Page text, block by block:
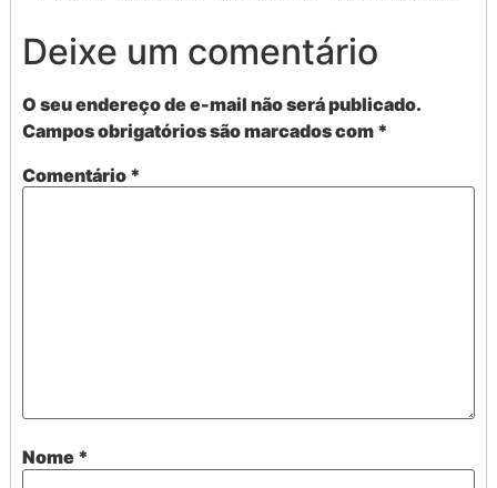
Deixe um comentário
O seu endereço de e-mail não será publicado.
Campos obrigatórios são marcados com *
Comentário *
Nome *